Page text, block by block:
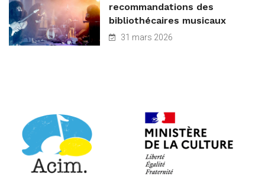
recommandations des
bibliothécaires musicaux
31 mars 2026